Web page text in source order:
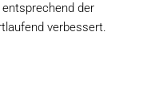
der
verbessert.